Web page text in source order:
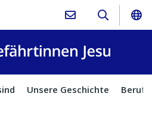
Unsere Geschichte